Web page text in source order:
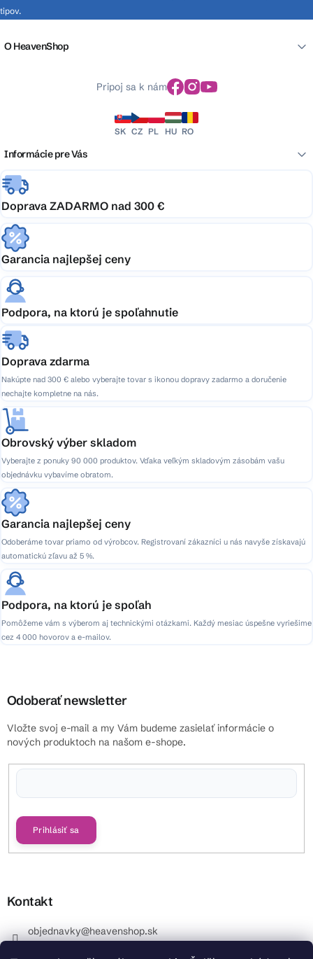
tipov.
O HeavenShop
Pripoj sa k nám
SK CZ PL HU RO
Informácie pre Vás
Doprava ZADARMO nad 300 €
Garancia najlepšej ceny
Podpora, na ktorú je spoľahnutie
Doprava zdarma
Nakúpte nad 300 € alebo vyberajte tovar s ikonou dopravy zadarmo a doručenie
nechajte kompletne na nás.
Obrovský výber skladom
Vyberajte z ponuky 90 000 produktov. Vďaka veľkým skladovým zásobám vašu
objednávku vybavíme obratom.
Garancia najlepšej ceny
Odoberáme tovar priamo od výrobcov. Registrovaní zákazníci u nás navyše získavajú
automatickú zľavu až 5 %.
Podpora, na ktorú je spoľah
Pomôžeme vám s výberom aj technickými otázkami. Každý mesiac úspešne vyriešime
cez 4 000 hovorov a e-mailov.
Odoberať newsletter
Vložte svoj e-mail a my Vám budeme zasielať informácie o
nových produktoch na našom e-shope.
Prihlásiť sa
Kontakt
objednavky@heavenshop.sk